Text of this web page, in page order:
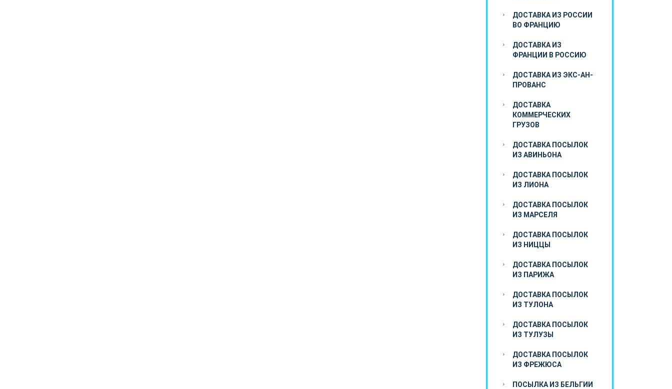
ДОСТАВКА ИЗ РОССИИ
ВО ФРАНЦИЮ
ДОСТАВКА ИЗ
ФРАНЦИИ В РОССИЮ
ДОСТАВКА ИЗ ЭКС-АН-
ПРОВАНС
ДОСТАВКА
КОММЕРЧЕСКИХ
ГРУЗОВ
ДОСТАВКА ПОСЫЛОК
ИЗ АВИНЬОНА
ДОСТАВКА ПОСЫЛОК
ИЗ ЛИОНА
ДОСТАВКА ПОСЫЛОК
ИЗ МАРСЕЛЯ
ДОСТАВКА ПОСЫЛОК
ИЗ НИЦЦЫ
ДОСТАВКА ПОСЫЛОК
ИЗ ПАРИЖА
ДОСТАВКА ПОСЫЛОК
ИЗ ТУЛОНА
ДОСТАВКА ПОСЫЛОК
ИЗ ТУЛУЗЫ
ДОСТАВКА ПОСЫЛОК
ИЗ ФРЕЖЮСА
ПОСЫЛКА ИЗ БЕЛЬГИИ